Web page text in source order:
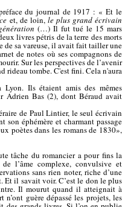
du journal de 1917 : « Et le
et, de loin,le plus grand écrivain
(…) Il fut tué le 15 mars
livres pétris de la terre des morts
de sa vareuse, il avait fait tailler une
de notes où ses compagnons de
Sur les perspectives de l’avenir
rideau tombe. C'est fini. Cela n'aura
Ils étaient amis des mêmes
Adrien Bas (2), dont Béraud avait
de Paul Lintier, le seul écrivain
son éphémère et charmant passage
poètes dans les romans de 1830»,
tâche du romancier a pour fins la
l’âme complexe, convulsive et
sans rien noter, riche d’une
Et il savait voir. C’est le don le plus
Il mourut quand il atteignait à
guère dépassé les projets, les